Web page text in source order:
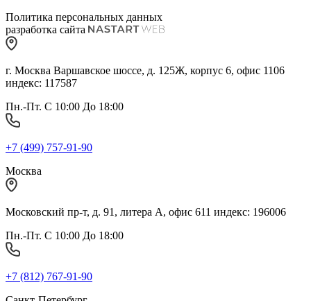
Политика персональных данных
разработка сайта
г. Москва Варшавское шоссе, д. 125Ж, корпус 6, офис 1106
индекс: 117587
Пн.-Пт. С 10:00 До 18:00
+7 (499) 757-91-90
Москва
Московский пр-т, д. 91, литера А, офис 611 индекс: 196006
Пн.-Пт. С 10:00 До 18:00
+7 (812) 767-91-90